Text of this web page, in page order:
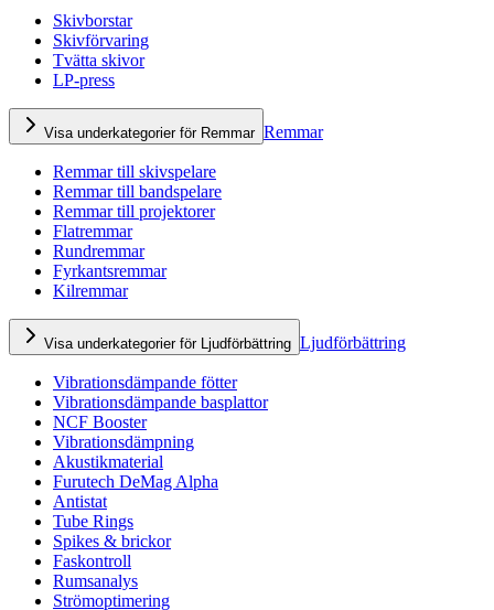
Skivborstar
Skivförvaring
Tvätta skivor
LP-press
Visa underkategorier för Remmar Remmar
Remmar till skivspelare
Remmar till bandspelare
Remmar till projektorer
Flatremmar
Rundremmar
Fyrkantsremmar
Kilremmar
Visa underkategorier för Ljudförbättring Ljudförbättring
Vibrationsdämpande fötter
Vibrationsdämpande basplattor
NCF Booster
Vibrationsdämpning
Akustikmaterial
Furutech DeMag Alpha
Antistat
Tube Rings
Spikes & brickor
Faskontroll
Rumsanalys
Strömoptimering